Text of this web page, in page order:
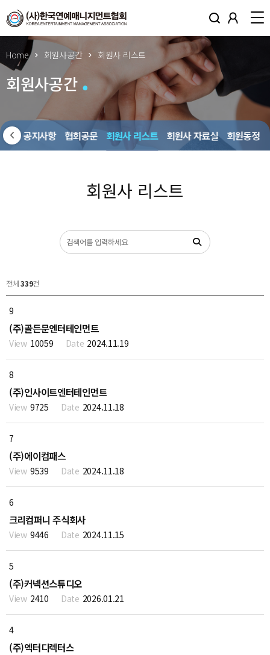
Home 회원사공간 회원사 리스트
회원사공간
원사 공지사항 협회공문 회원사 리스트 회원사 자료실 회원동정
회원사 리스트
전체339건
9
(주)골든문엔터테인먼트
10059 2024.11.19
8
(주)인사이트엔터테인먼트
9725 2024.11.18
7
(주)에이컴패스
9539 2024.11.18
6
크리컴퍼니 주식회사
9446 2024.11.15
5
(주)커넥션스튜디오
2410 2026.01.21
4
(주)엑터디렉터스